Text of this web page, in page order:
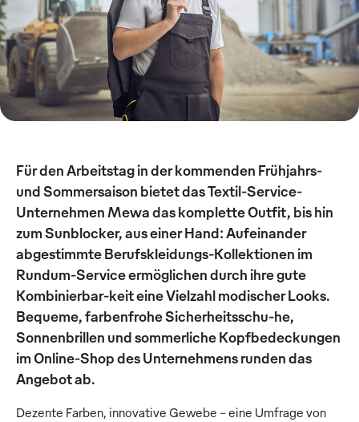
Für den Arbeitstag in der kommenden Frühjahrs-
und Sommersaison bietet das Textil-Service-
Unternehmen Mewa das komplette Outfit, bis hin
zum Sunblocker, aus einer Hand: Aufeinander
abgestimmte Berufskleidungs-Kollektionen im
Rundum-Service ermöglichen durch ihre gute
Kombinierbar-keit eine Vielzahl modischer Looks.
Bequeme, farbenfrohe Sicherheitsschu-he,
Sonnenbrillen und sommerliche Kopfbedeckungen
im Online-Shop des Unternehmens runden das
Angebot ab.
Dezente Farben, innovative Gewebe – eine Umfrage von